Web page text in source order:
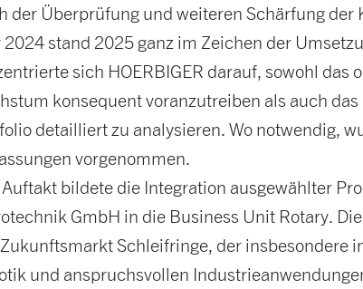
der Überprüfung und weiteren Schärfung der
2024 stand 2025 ganz im Zeichen der
sich HOERBIGER darauf, sowohl das
konsequent voranzutreiben als auch
detailliert zu analysieren. Wo notwendig,
vorgenommen.
Auftakt bildete die Integration ausgewählter
GmbH in die Business Unit Rotary.
Schleifringe, der insbesondere
und anspruchsvollen